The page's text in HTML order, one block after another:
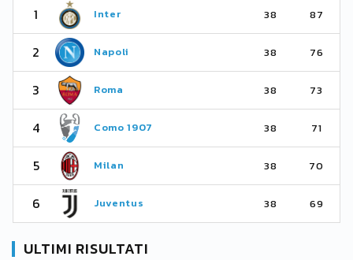
1 Inter 38 87
2 Napoli 38 76
3 Roma 38 73
4 Como 1907 38 71
5 Milan 38 70
6 Juventus 38 69
ULTIMI RISULTATI